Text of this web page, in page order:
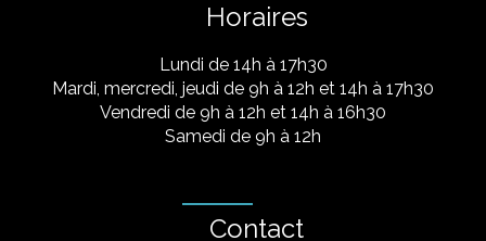
Horaires
Lundi de 14h à 17h30
Mardi, mercredi, jeudi de 9h à 12h et 14h à 17h30
Vendredi de 9h à 12h et 14h à 16h30
Samedi de 9h à 12h
Contact